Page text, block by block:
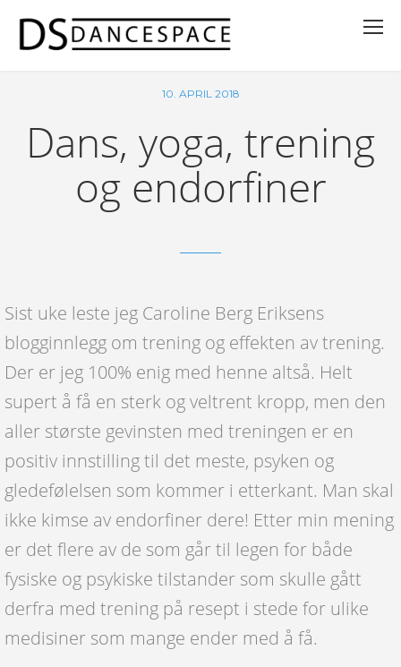
10. APRIL 2018
Dans, yoga, trening
og endorfiner
Sist uke leste jeg Caroline Berg Eriksens
blogginnlegg om trening og effekten av trening.
Der er jeg 100% enig med henne altså. Helt
supert å få en sterk og veltrent kropp, men den
aller største gevinsten med treningen er en
positiv innstilling til det meste, psyken og
gledefølelsen som kommer i etterkant. Man skal
ikke kimse av endorfiner dere! Etter min mening
er det flere av de som går til legen for både
fysiske og psykiske tilstander som skulle gått
derfra med trening på resept i stede for ulike
medisiner som mange ender med å få.